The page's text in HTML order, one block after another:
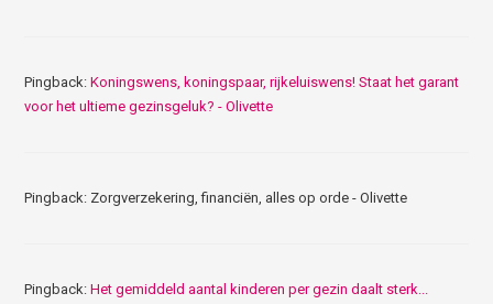
Pingback:Koningswens, koningspaar, rijkeluiswens! Staat het garant
voor het ultieme gezinsgeluk? - Olivette
Pingback: Zorgverzekering, financiën, alles op orde - Olivette
Pingback:Het gemiddeld aantal kinderen per gezin daalt sterk...